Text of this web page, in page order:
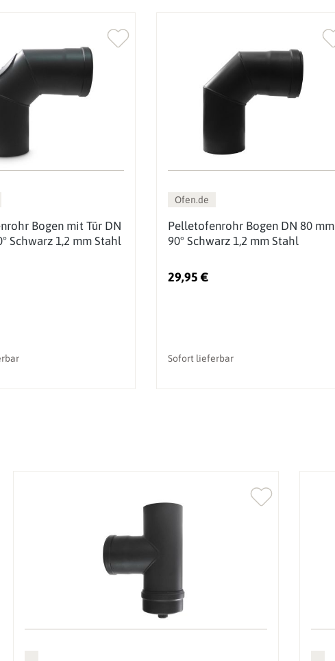
Bogen mit Tür DN
Schwarz 1,2 mm Stahl
Ofen.de
Pelletofenrohr Bogen DN 80 mm
90° Schwarz 1,2 mm Stahl
29,95 €
Sofort lieferbar